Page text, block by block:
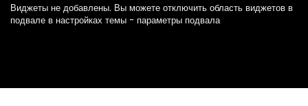
Виджеты не добавлены. Вы можете отключить область виджетов в
подвале в настройках темы - параметры подвала